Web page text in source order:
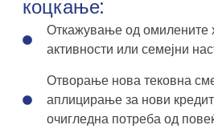
коцкање:
Откажување од омилените
активности или семејни
Отворање нова тековна
аплицирање за нови
очигледна потреба од